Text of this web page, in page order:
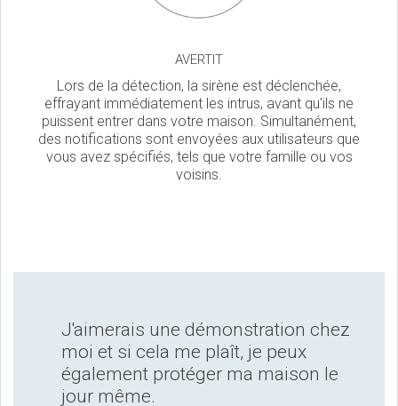
AVERTIT
Lors de la détection, la sirène est déclenchée,
effrayant immédiatement les intrus, avant qu'ils ne
puissent entrer dans votre maison. Simultanément,
des notifications sont envoyées aux utilisateurs que
vous avez spécifiés, tels que votre famille ou vos
voisins.
J'aimerais une démonstration chez
moi et si cela me plaît, je peux
également protéger ma maison le
jour même.